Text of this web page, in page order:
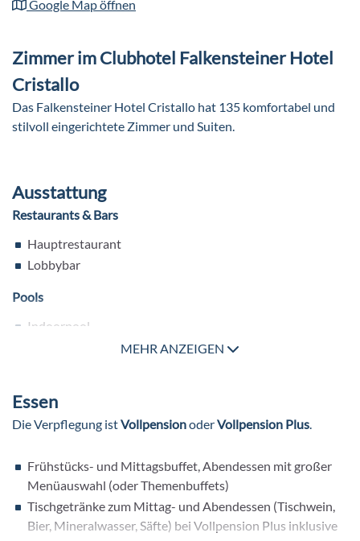
Google Map öffnen
Zimmer im Clubhotel Falkensteiner Hotel
Cristallo
Das Falkensteiner Hotel Cristallo hat 135 komfortabel und
stilvoll eingerichtete Zimmer und Suiten.
Ausstattung
Restaurants & Bars
Hauptrestaurant
Lobbybar
Pools
Indoorpool
Außenpool (beheizbar)
Weitere Ausstattung
Lift
ohne Gebühr
Kaminzimmer
Sonnenterrasse
Parkplatz: Garage: Barzahlung, pro Tag ca. 9 €
MEHR ANZEIGEN
Essen
Die Verpflegung istVollpensionoderVollpension Plus.
Frühstücks- und Mittagsbuffet, Abendessen mit großer
Menüauswahl (oder Themenbuffets)
Tischgetränke zum Mittag- und Abendessen (Tischwein,
Bier, Mineralwasser, Säfte) bei Vollpension Plus inklusive